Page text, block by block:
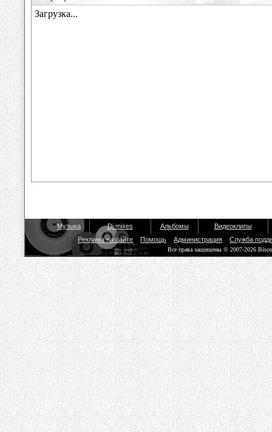
Музыка Dj mixes Альбомы
Видеоклипы
Реклама на сайте
Помощь Администрация Служба
Все права защищены © 2007-2026